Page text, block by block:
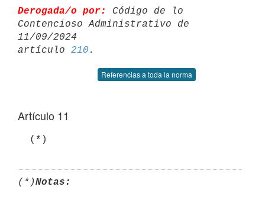
Derogada/o por:
Código de lo
Contencioso Administrativo de
11/09/2024
artículo 210
Referencias a toda la norma
Artículo 11
  (*)
(*)Notas: